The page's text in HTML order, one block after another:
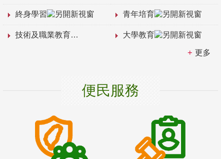
終身學習 青年培育
技術及職業教育 大學教育
更多
便民服務